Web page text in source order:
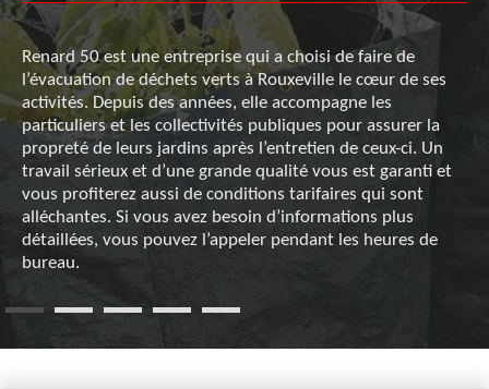
Renard 50 est une entreprise qui a choisi de faire de
l’évacuation de déchets verts à Rouxeville le cœur de ses
activités. Depuis des années, elle accompagne les
particuliers et les collectivités publiques pour assurer la
propreté de leurs jardins après l’entretien de ceux-ci. Un
travail sérieux et d’une grande qualité vous est garanti et
vous profiterez aussi de conditions tarifaires qui sont
alléchantes. Si vous avez besoin d’informations plus
détaillées, vous pouvez l’appeler pendant les heures de
bureau.